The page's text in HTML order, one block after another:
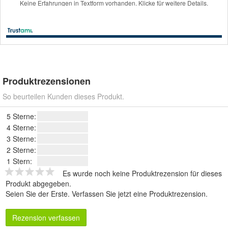
Produktrezensionen
So beurteilen Kunden dieses Produkt.
5 Sterne:
4 Sterne:
3 Sterne:
2 Sterne:
1 Stern:
Es wurde noch keine Produktrezension für dieses
Produkt abgegeben.
Seien Sie der Erste. Verfassen Sie jetzt eine Produktrezension.
Rezension verfassen